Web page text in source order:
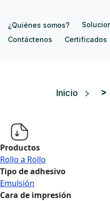
¿Quiénes somos?
Contáctenos
Certificados
Ruta
Inicio
Productos
Rollo a Rollo
Tipo de adhesivo
Emulsión
Cara de impresión